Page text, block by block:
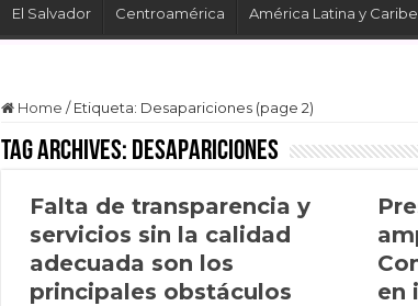
El Salvador Centroamérica América Latina y Caribe
Home / Etiqueta: Desapariciones (page 2)
Tag Archives: Desapariciones
Falta de transparencia y
servicios sin la calidad
adecuada son los
principales obstáculos
en